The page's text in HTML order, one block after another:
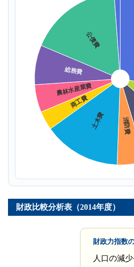
財政比較分析表（2014年度）
財政力指数
人口の減